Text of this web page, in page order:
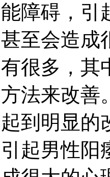
障碍，引
至会造成
很多，
法来改
到明显的
起男性阳